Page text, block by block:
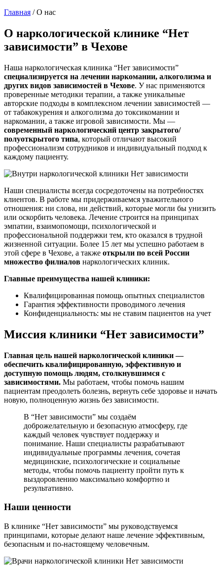
Главная /О нас
О наркологической клинике “Нет
зависимости” в Чехове
Наша наркологическая клиника “Нет зависимости”
специализируется на лечении наркомании, алкоголизма и
других видов зависимостей в Чехове. У нас применяются
проверенные методики терапии, а также уникальные
авторские подходы в комплексном лечении зависимостей —
от табакокурения и алкоголизма до токсикомании и
наркомании, а также игровой зависимости. Мы —
современный наркологический центр закрытого/
полуоткрытого типа, который отличают высокий
профессионализм сотрудников и индивидуальный подход к
каждому пациенту.
Наши специалисты всегда сосредоточены на потребностях
клиентов. В работе мы придерживаемся уважительного
отношения: ни слова, ни действий, которые могли бы унизить
или оскорбить человека. Лечение строится на принципах
эмпатии, взаимопомощи, психологической и
профессиональной поддержки тем, кто оказался в трудной
жизненной ситуации. Более 15 лет мы успешно работаем в
этой сфере в Чехове, а также открыли по всей России
множество филиалов наркологических клиник.
Главные преимущества нашей клиники:
Квалифицированная помощь опытных специалистов
Гарантия эффективности проводимого лечения
Конфиденциальность: мы не ставим пациентов на учет
Миссия клиники “Нет зависимости”
Главная цель нашей наркологической клиники —
обеспечить квалифицированную, эффективную и
доступную помощь людям, столкнувшимся с
зависимостями. Мы работаем, чтобы помочь нашим
пациентам преодолеть болезнь, вернуть себе здоровье и начать
новую, полноценную жизнь без зависимости.
В “Нет зависимости” мы создаём
доброжелательную и безопасную атмосферу, где
каждый человек чувствует поддержку и
понимание. Наши специалисты разрабатывают
индивидуальные программы лечения, сочетая
медицинские, психологические и социальные
методы, чтобы помочь пациенту пройти путь к
выздоровлению максимально комфортно и
результативно.
Наши ценности
В клинике “Нет зависимости” мы руководствуемся
принципами, которые делают наше лечение эффективным,
безопасным и по-настоящему человечным.